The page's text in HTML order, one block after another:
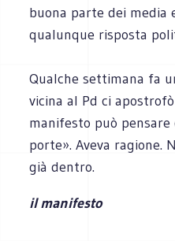
buona parte dei media
qualunque risposta
Qualche settimana fa
vicina al Pd ci
manifesto può
porte». Aveva ragione.
già dentro.
il manifesto